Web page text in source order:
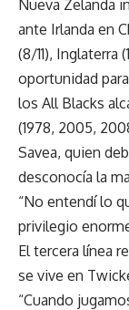
Nueva Zelanda
ante Irlanda en
(8/11), Inglaterra
oportunidad
los All Blacks
(1978, 2005,
Savea, quien
desconocía la
“No entendí lo
privilegio
El tercera línea
se vive en
“Cuando